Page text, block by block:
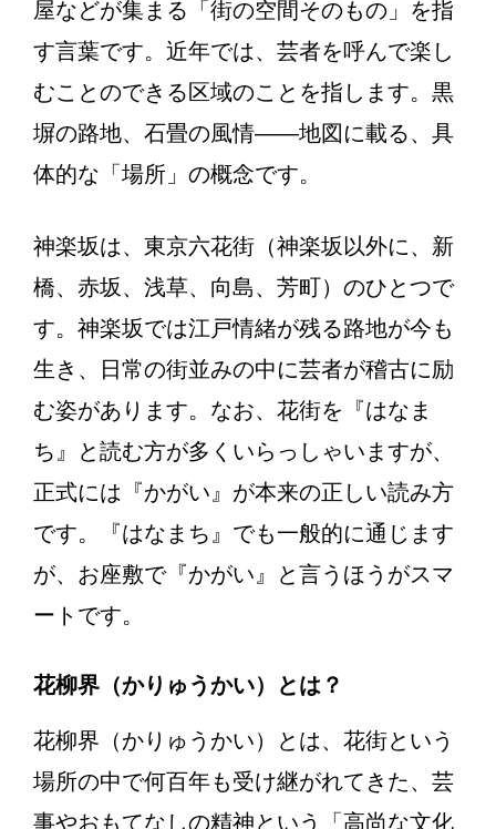
屋などが集まる「街の空間そのもの」を指
す言葉です。近年では、芸者を呼んで楽し
むことのできる区域のことを指します。黒
塀の路地、石畳の風情——地図に載る、具
体的な「場所」の概念です。
神楽坂は、東京六花街（神楽坂以外に、新
橋、赤坂、浅草、向島、芳町）のひとつで
す。神楽坂では江戸情緒が残る路地が今も
生き、日常の街並みの中に芸者が稽古に励
む姿があります。なお、花街を『はなま
ち』と読む方が多くいらっしゃいますが、
正式には『かがい』が本来の正しい読み方
です。『はなまち』でも一般的に通じます
が、お座敷で『かがい』と言うほうがスマ
ートです。
花柳界（かりゅうかい）とは？
花柳界（かりゅうかい）とは、花街という
場所の中で何百年も受け継がれてきた、芸
事やおもてなしの精神という「高尚な文化